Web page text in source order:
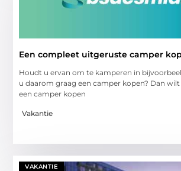
Een compleet uitgeruste camper
Houdt u ervan om te kamperen in
u daarom graag een camper kopen? Dan
een camper kopen
Vakantie
VAKANTIE